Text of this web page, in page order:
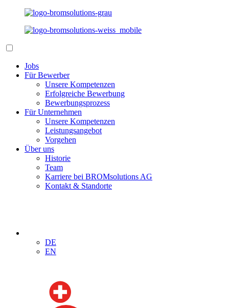
Jobs
Für Bewerber
Unsere Kompetenzen
Erfolgreiche Bewerbung
Bewerbungsprozess
Für Unternehmen
Unsere Kompetenzen
Leistungsangebot
Vorgehen
Über uns
Historie
Team
Karriere bei BROMsolutions AG
Kontakt & Standorte
DE
EN